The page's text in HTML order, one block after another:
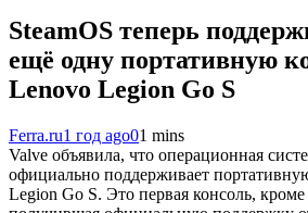
SteamOS теперь
ещё одну портативную
Lenovo Legion Go S
Ferra.ru1 год ago01 mins
Valve объявила, что операционная
официально поддерживает
Legion Go S. Это первая консоль, кроме